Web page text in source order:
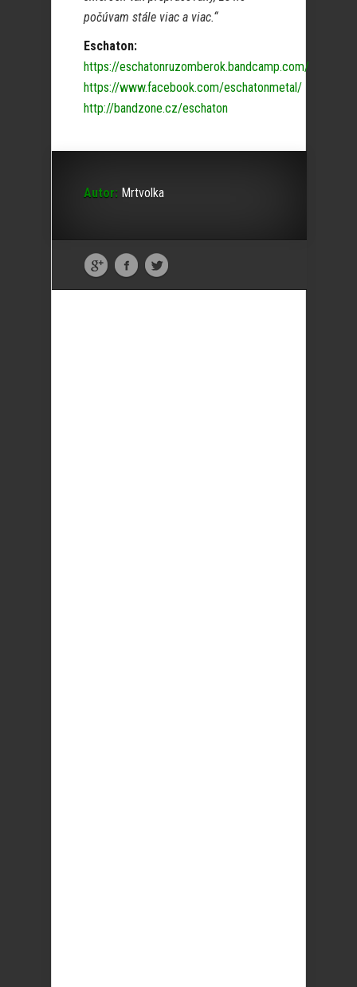
počúvam stále viac a viac.“
Eschaton:
https://eschatonruzomberok.bandcamp.com/
https://www.facebook.com/eschatonmetal/
http://bandzone.cz/eschaton
Autor: Mrtvolka